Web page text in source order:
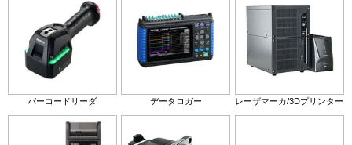
バーコードリーダ データロガー レーザマーカ/3Dプリンター